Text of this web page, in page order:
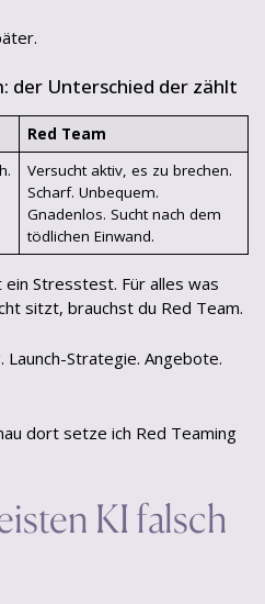
der Unterschied der zählt
Red Team
Versucht aktiv, es zu brechen.
Scharf. Unbequem.
Gnadenlos. Sucht nach dem
tödlichen Einwand.
ein Stresstest. Für alles was
sitzt, brauchst du Red Team.
Launch-Strategie. Angebote.
dort setze ich Red Teaming
KI falsch